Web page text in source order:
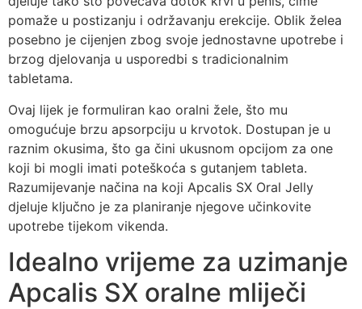
pomaže u postizanju i održavanju erekcije. Oblik želea
posebno je cijenjen zbog svoje jednostavne upotrebe i
brzog djelovanja u usporedbi s tradicionalnim
tabletama.
Ovaj lijek je formuliran kao oralni žele, što mu
omogućuje brzu apsorpciju u krvotok. Dostupan je u
raznim okusima, što ga čini ukusnom opcijom za one
koji bi mogli imati poteškoća s gutanjem tableta.
Razumijevanje načina na koji Apcalis SX Oral Jelly
djeluje ključno je za planiranje njegove učinkovite
upotrebe tijekom vikenda.
Idealno vrijeme za uzimanje
Apcalis SX oralne mliječi